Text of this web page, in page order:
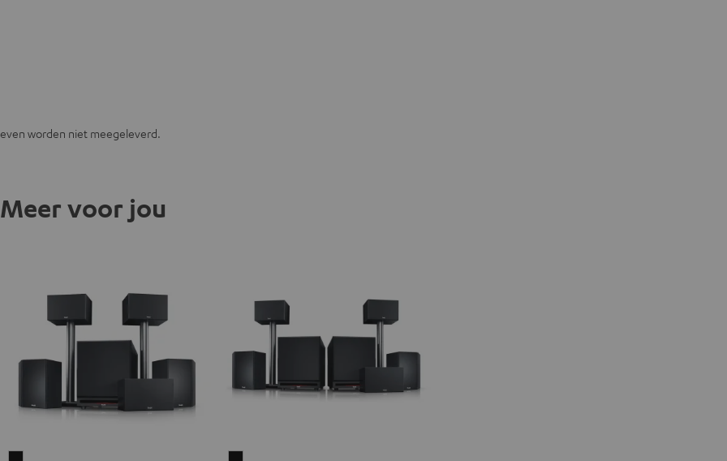
even worden niet meegeleverd.
Meer voor jou